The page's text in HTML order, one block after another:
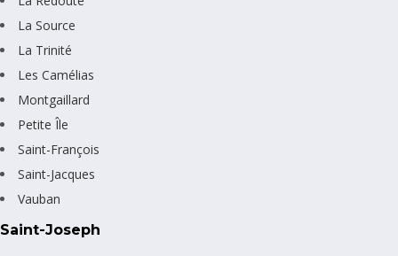
La Source
La Trinité
Les Camélias
Montgaillard
Petite Île
Saint-François
Saint-Jacques
Vauban
Saint-Joseph